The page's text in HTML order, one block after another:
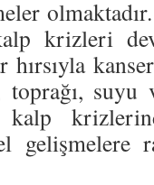
krizleri
hırsıyla
suyu
gelişmelere